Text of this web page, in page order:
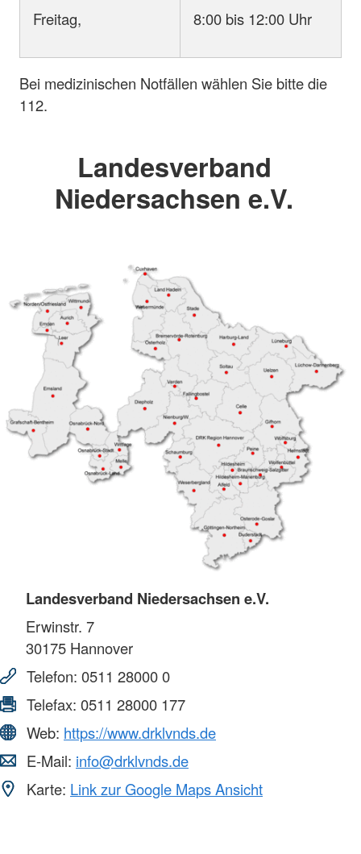
Freitag, 8:00 bis 12:00 Uhr
Bei medizinischen Notfällen wählen Sie bitte die
112.
Landesverband
Niedersachsen e.V.
Landesverband Niedersachsen e.V.
Erwinstr. 7
30175 Hannover
Telefon: 0511 28000 0
Telefax: 0511 28000 177
Web: https://www.drklvnds.de
E-Mail: info@drklvnds.de
Karte: Link zur Google Maps Ansicht